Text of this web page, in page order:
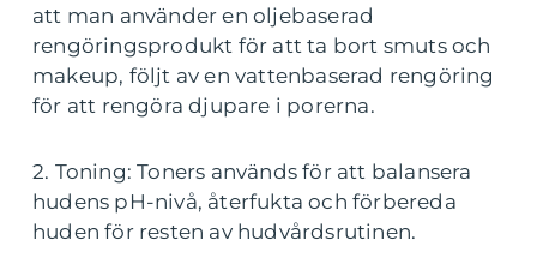
att man använder en oljebaserad
rengöringsprodukt för att ta bort smuts och
makeup, följt av en vattenbaserad rengöring
för att rengöra djupare i porerna.
2. Toning: Toners används för att balansera
hudens pH-nivå, återfukta och förbereda
huden för resten av hudvårdsrutinen.